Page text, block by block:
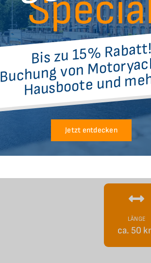
LÄNGE
ca. 50
Bis zu 15% Rabatt!
Buchung
Hausboote
Jetzt entdecken